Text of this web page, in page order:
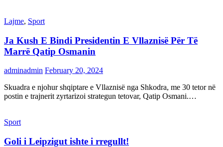
Lajme, Sport
Ja Kush E Bindi Presidentin E Vllaznisë Për Të
Marrë Qatip Osmanin
adminadmin February 20, 2024
Skuadra e njohur shqiptare e Vllaznisë nga Shkodra, me 30 tetor në
postin e trajnerit zyrtarizoi strategun tetovar, Qatip Osmani.…
Sport
Goli i Leipzigut ishte i rregullt!